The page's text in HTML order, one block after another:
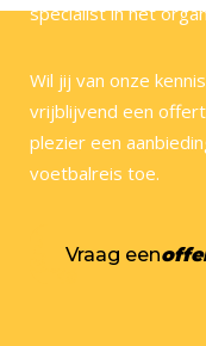
specialist in het
Wil jij van onze
vrijblijvend een
plezier een
voetbalreis toe.
Vraag een